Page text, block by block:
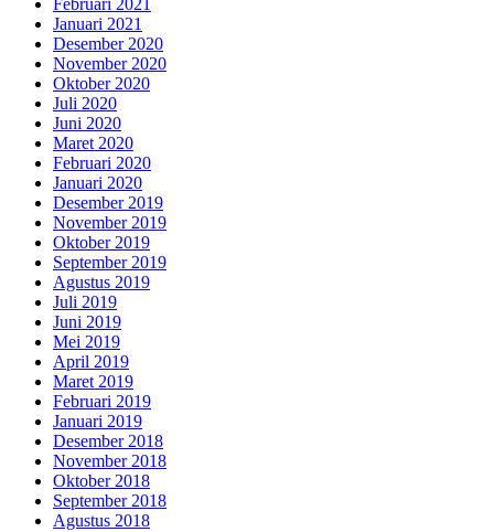
Februari 2021
Januari 2021
Desember 2020
November 2020
Oktober 2020
Juli 2020
Juni 2020
Maret 2020
Februari 2020
Januari 2020
Desember 2019
November 2019
Oktober 2019
September 2019
Agustus 2019
Juli 2019
Juni 2019
Mei 2019
April 2019
Maret 2019
Februari 2019
Januari 2019
Desember 2018
November 2018
Oktober 2018
September 2018
Agustus 2018